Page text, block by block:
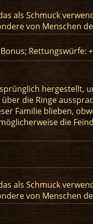
als Schmuck
von Menschen
Rettungswürfe:
hergestellt,
die Ringe
Familie blieben,
die
als Schmuck
von Menschen